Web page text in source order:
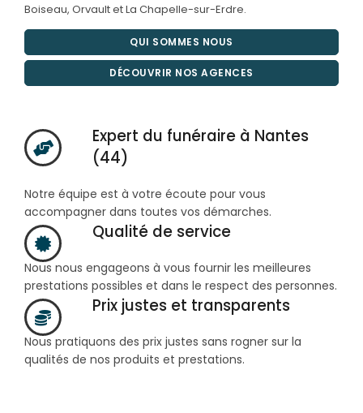
Boiseau, Orvault et La Chapelle-sur-Erdre.
QUI SOMMES NOUS
DÉCOUVRIR NOS AGENCES
Expert du funéraire à Nantes
(44)
Notre équipe est à votre écoute pour vous
accompagner dans toutes vos démarches.
Qualité de service
Nous nous engageons à vous fournir les meilleures
prestations possibles et dans le respect des personnes.
Prix justes et transparents
Nous pratiquons des prix justes sans rogner sur la
qualités de nos produits et prestations.